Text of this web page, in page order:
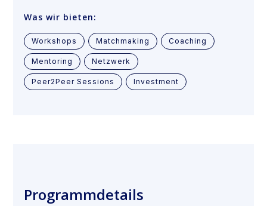
Was wir bieten:
Workshops Matchmaking Coaching
Mentoring Netzwerk
Peer2Peer Sessions Investment
Programmdetails